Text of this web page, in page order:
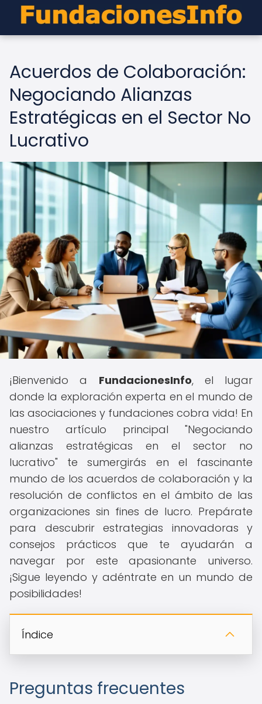
Acuerdos de Colaboración:
Negociando Alianzas
Estratégicas en el Sector No
Lucrativo
¡Bienvenido a FundacionesInfo, el lugar
donde la exploración experta en el mundo de
las asociaciones y fundaciones cobra vida! En
nuestro artículo principal "Negociando
alianzas estratégicas en el sector no
lucrativo" te sumergirás en el fascinante
mundo de los acuerdos de colaboración y la
resolución de conflictos en el ámbito de las
organizaciones sin fines de lucro. Prepárate
para descubrir estrategias innovadoras y
consejos prácticos que te ayudarán a
navegar por este apasionante universo.
¡Sigue leyendo y adéntrate en un mundo de
posibilidades!
Índice
Preguntas frecuentes